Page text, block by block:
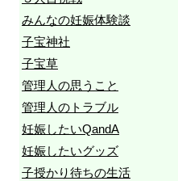
みんなの妊娠体験談
子宝神社
子宝草
管理人の思うこと
管理人のトラブル
妊娠したいQandA
妊娠したいグッズ
子授かり待ちの生活